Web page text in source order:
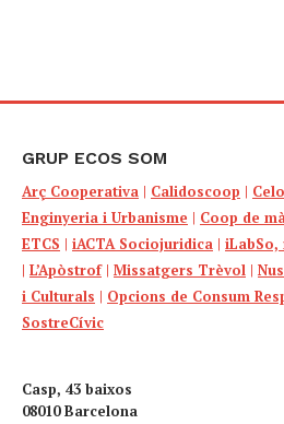
GRUP ECOS SOM
Arç Cooperativa | Calidoscoop |
Enginyeria i Urbanisme | Coop de mà
ETCS | iACTA Sociojuridica | iLabSo,
| L’Apòstrof| Missatgers Trèvol |
i Culturals | Opcions de Consum
SostreCívic
Casp, 43 baixos
08010 Barcelona